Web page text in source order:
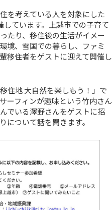
を考えている人を対象にした
ています。上越市での子育て
たり、移住後の生活がイメー
境、雪国での暮らし、ファミ
移住者をゲストに迎えて開催し
住地 大自然を楽しもう！」で
ーフィンが趣味という竹内さん
でいる澤野さんをゲストに招
について話を聞きます。